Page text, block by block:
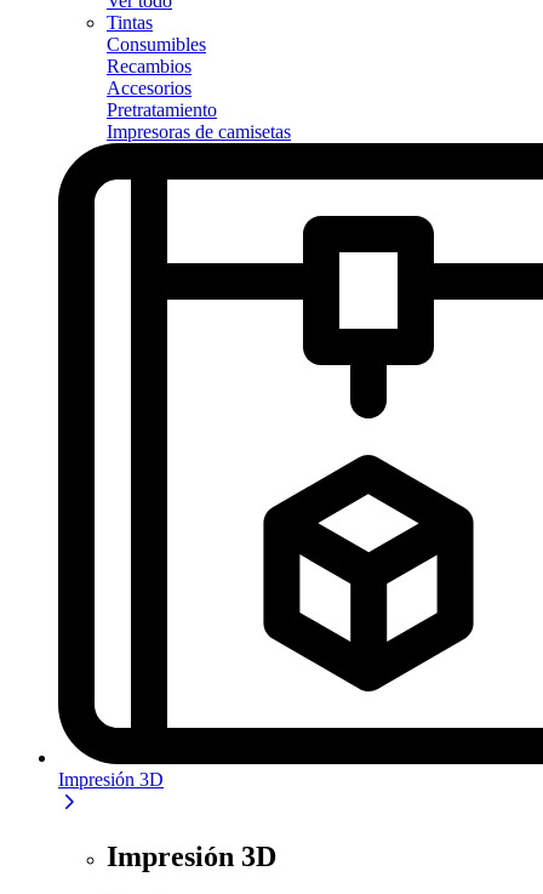
Tintas
Consumibles
Recambios
Accesorios
Pretratamiento
Impresoras de camisetas
Impresión 3D
Impresión 3D